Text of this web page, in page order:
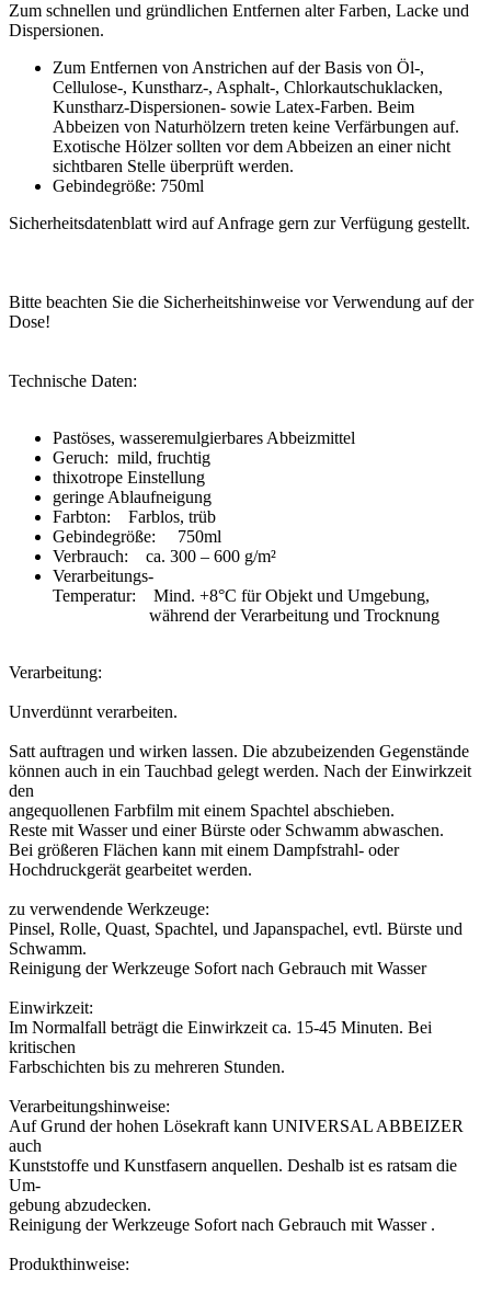
Zum schnellen und gründlichen Entfernen alter Farben, Lacke und
Dispersionen.
Zum Entfernen von Anstrichen auf der Basis von Öl-,
Cellulose-, Kunstharz-, Asphalt-, Chlorkautschuklacken,
Kunstharz-Dispersionen- sowie Latex-Farben. Beim
Abbeizen von Naturhölzern treten keine Verfärbungen auf.
Exotische Hölzer sollten vor dem Abbeizen an einer nicht
sichtbaren Stelle überprüft werden.
Gebindegröße: 750ml
Sicherheitsdatenblatt wird auf Anfrage gern zur Verfügung gestellt.
Bitte beachten Sie die Sicherheitshinweise vor Verwendung auf der
Dose!
Technische Daten:
Pastöses, wasseremulgierbares Abbeizmittel
Geruch: mild, fruchtig
thixotrope Einstellung
geringe Ablaufneigung
Farbton: Farblos, trüb
Gebindegröße: 750ml
Verbrauch: ca. 300 – 600 g/m²
Verarbeitungs-
Temperatur: Mind. +8°C für Objekt und Umgebung,
während der Verarbeitung und Trocknung
Verarbeitung:
Unverdünnt verarbeiten.
Satt auftragen und wirken lassen. Die abzubeizenden Gegenstände
können auch in ein Tauchbad gelegt werden. Nach der Einwirkzeit
den
angequollenen Farbfilm mit einem Spachtel abschieben.
Reste mit Wasser und einer Bürste oder Schwamm abwaschen.
Bei größeren Flächen kann mit einem Dampfstrahl- oder
Hochdruckgerät gearbeitet werden.
zu verwendende Werkzeuge:
Pinsel, Rolle, Quast, Spachtel, und Japanspachel, evtl. Bürste und
Schwamm.
Reinigung der Werkzeuge Sofort nach Gebrauch mit Wasser
Einwirkzeit:
Im Normalfall beträgt die Einwirkzeit ca. 15-45 Minuten. Bei
kritischen
Farbschichten bis zu mehreren Stunden.
Verarbeitungshinweise:
Auf Grund der hohen Lösekraft kann UNIVERSAL ABBEIZER
auch
Kunststoffe und Kunstfasern anquellen. Deshalb ist es ratsam die
Um-
gebung abzudecken.
Reinigung der Werkzeuge Sofort nach Gebrauch mit Wasser .
Produkthinweise: